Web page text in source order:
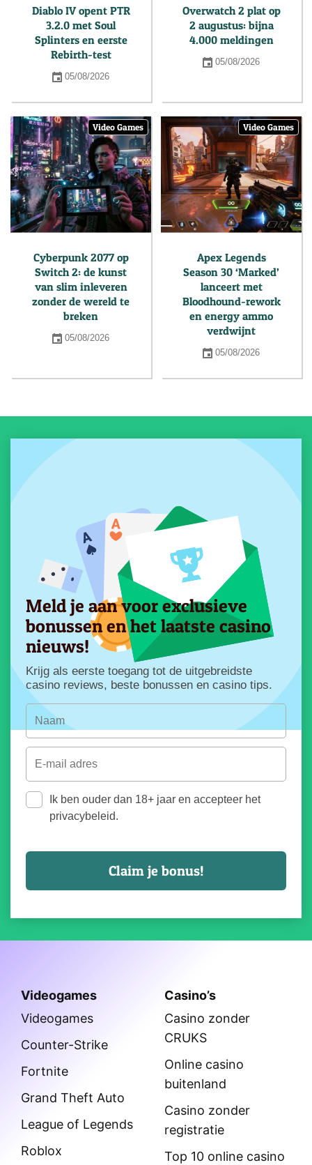
Diablo IV opent PTR
3.2.0 met Soul
Splinters en eerste
Rebirth-test
05/08/2026
Overwatch 2 plat op
2 augustus: bijna
4.000 meldingen
05/08/2026
Video Games
Cyberpunk 2077 op
Switch 2: de kunst
van slim inleveren
zonder de wereld te
breken
05/08/2026
Video Games
Apex Legends
Season 30 ‘Marked’
lanceert met
Bloodhound-rework
en energy ammo
verdwijnt
05/08/2026
Meld je aan voor exclusieve
bonussen en het laatste casino
nieuws!
Krijg als eerste toegang tot de uitgebreidste
casino reviews, beste bonussen en casino tips.
Ik ben ouder dan 18+ jaar en accepteer het
privacybeleid.
Videogames
Videogames
Counter-Strike
Fortnite
Grand Theft Auto
League of Legends
Roblox
Casino’s
Casino zonder
CRUKS
Online casino
buitenland
Casino zonder
registratie
Top 10 online casino